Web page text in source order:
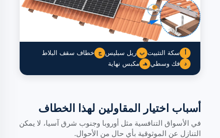
أ سكة التثبيت ب ريل سبليس ج خطاف سقف البلاط
د فك وسطي هـ مكبس نهاية
أسباب اختيار المقاولين لهذا الخطاف
في الأسواق التنافسية مثل أوروبا وجنوب شرق آسيا، لا يمكن
التنازل عن الموثوقية بأي حال من الأحوال.